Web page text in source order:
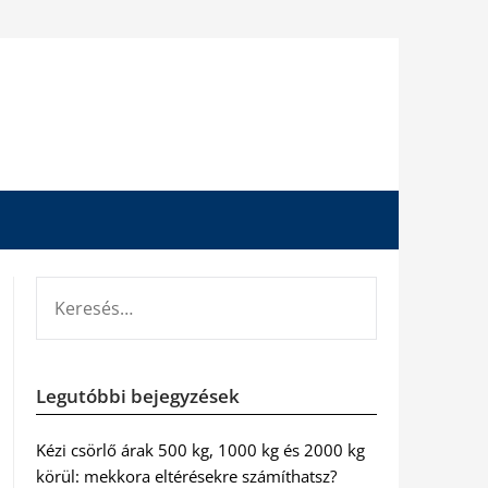
Legutóbbi bejegyzések
Kézi csörlő árak 500 kg, 1000 kg és 2000 kg
körül: mekkora eltérésekre számíthatsz?